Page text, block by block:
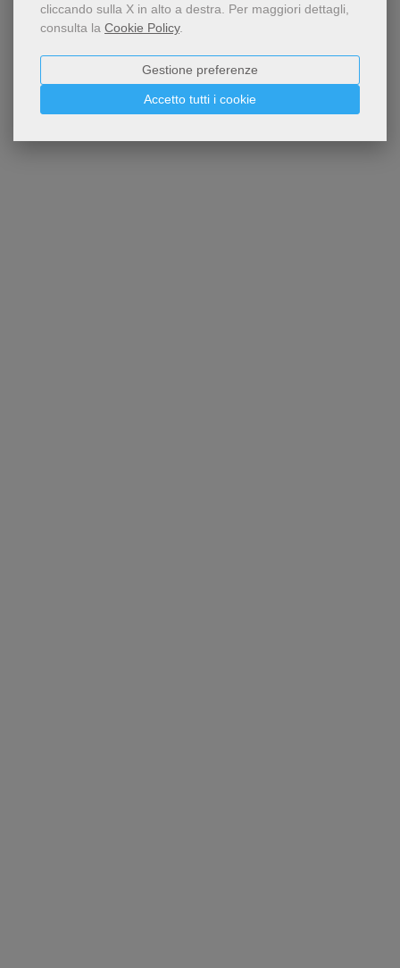
cliccando sulla X in alto a destra. Per maggiori dettagli,
consulta la Cookie Policy.
Accetto tutti i cookie
Gestione preferenze